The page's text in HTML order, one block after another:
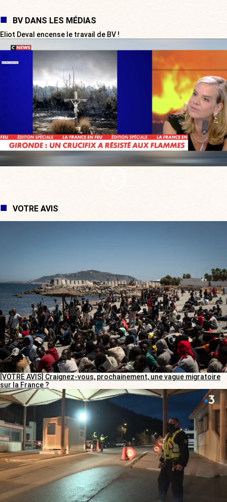
BV DANS LES MÉDIAS
Eliot Deval encense le travail de BV !
VOTRE AVIS
[VOTRE AVIS] Craignez-vous, prochainement, une vague migratoire
sur la France ?